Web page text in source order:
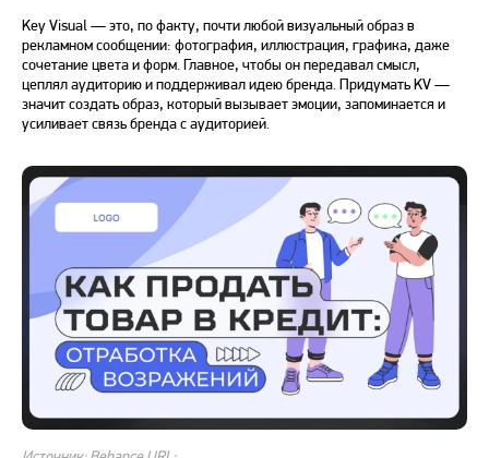
Key Visual — это, по факту, почти любой визуальный образ в
рекламном сообщении: фотография, иллюстрация, графика, даже
сочетание цвета и форм. Главное, чтобы он передавал смысл,
цеплял аудиторию и поддерживал идею бренда. ПридуматьKV—
значит создать образ, который вызывает эмоции, запоминается и
усиливает связь бренда с аудиторией.